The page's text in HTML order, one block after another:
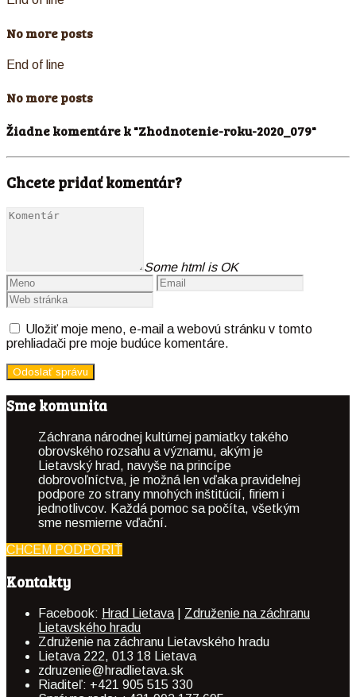
No more posts
End of line
No more posts
Žiadne komentáre k "Zhodnotenie-roku-2020_079"
Chcete pridať komentár?
Some html is OK
Uložiť moje meno, e-mail a webovú stránku v tomto
prehliadači pre moje budúce komentáre.
Sme komunita
Záchrana národnej kultúrnej pamiatky takého
obrovského rozsahu a významu, akým je
Lietavský hrad, navyše na princípe
dobrovoľníctva, je možná len vďaka pravidelnej
podpore zo strany mnohých inštitúcií, firiem i
jednotlivcov. Každá pomoc sa počíta, všetkým
sme nesmierne vďační.
CHCEM PODPORIŤ
Kontakty
Facebook: Hrad Lietava
Združenie na záchranu
Lietavského hradu
Združenie na záchranu Lietavského hradu
Lietava 222, 013 18 Lietava
zdruzenie@hradlietava.sk
Riaditeľ: +421 905 515 330